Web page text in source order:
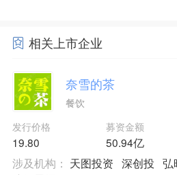
相关上市企业
奈雪的茶
餐饮
发行价格
19.80
募资金额
50.94亿
涉及机构： 天图投资 深创投 弘